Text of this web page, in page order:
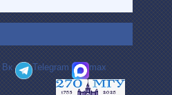
Вк Telegram
max